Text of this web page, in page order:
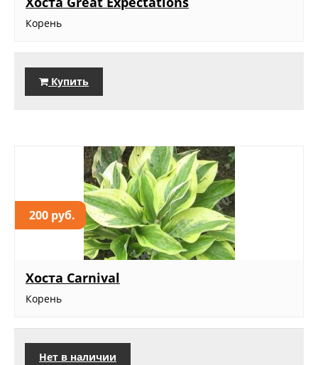
Корень
Купить
200 руб.
Хоста Carnival
Корень
Нет в наличии